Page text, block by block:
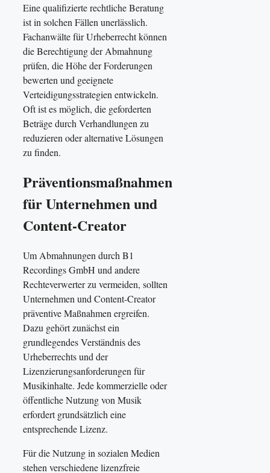
Eine qualifizierte rechtliche Beratung
ist in solchen Fällen unerlässlich.
Fachanwälte für Urheberrecht können
die Berechtigung der Abmahnung
prüfen, die Höhe der Forderungen
bewerten und geeignete
Verteidigungsstrategien entwickeln.
Oft ist es möglich, die geforderten
Beträge durch Verhandlungen zu
reduzieren oder alternative Lösungen
zu finden.
Präventionsmaßnahmen
für Unternehmen und
Content-Creator
Um Abmahnungen durch B1
Recordings GmbH und andere
Rechteverwerter zu vermeiden, sollten
Unternehmen und Content-Creator
präventive Maßnahmen ergreifen.
Dazu gehört zunächst ein
grundlegendes Verständnis des
Urheberrechts und der
Lizenzierungsanforderungen für
Musikinhalte. Jede kommerzielle oder
öffentliche Nutzung von Musik
erfordert grundsätzlich eine
entsprechende Lizenz.
Für die Nutzung in sozialen Medien
stehen verschiedene lizenzfreie